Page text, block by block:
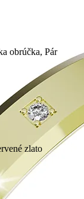
obrúčka, Pár
zlato